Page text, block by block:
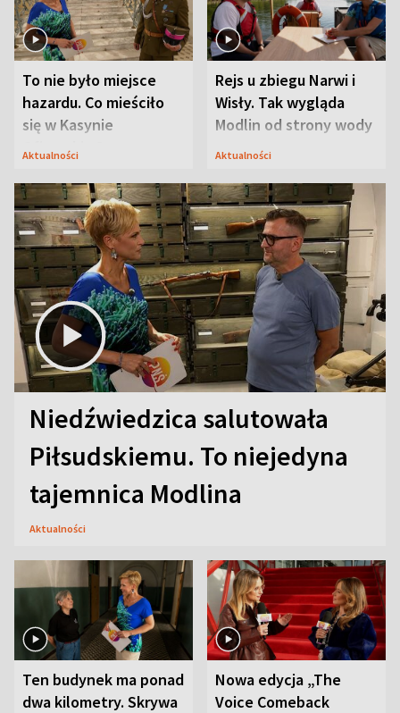
To nie było miejsce
hazardu. Co mieściło
się w Kasynie
Oficerskim?
Aktualności
Rejs u zbiegu Narwi i
Wisły. Tak wygląda
Modlin od strony wody
Aktualności
Niedźwiedzica salutowała
Piłsudskiemu. To niejedyna
tajemnica Modlina
Aktualności
Ten budynek ma ponad
dwa kilometry. Skrywa
Nowa edycja „The
Voice Comeback